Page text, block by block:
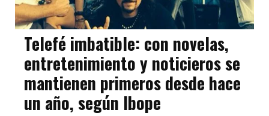
Telefé imbatible: con novelas,
entretenimiento y noticieros se
mantienen primeros desde hace
un año, según Ibope